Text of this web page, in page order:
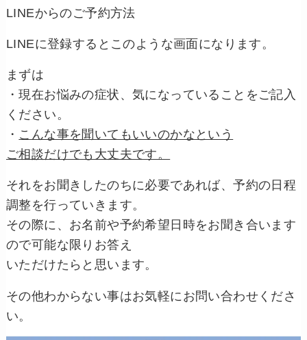
LINEからのご予約方法
LINEに登録するとこのような画面になります。
まずは
・現在お悩みの症状、気になっていることをご記入
ください。
・ こんな事を聞いてもいいのかなという
ご相談だけでも大丈夫です。
それをお聞きしたのちに必要であれば、予約の日程
調整を行っていきます。
その際に、お名前や予約希望日時をお聞き合います
ので可能な限りお答え
いただけたらと思います。
その他わからない事はお気軽にお問い合わせくださ
い。